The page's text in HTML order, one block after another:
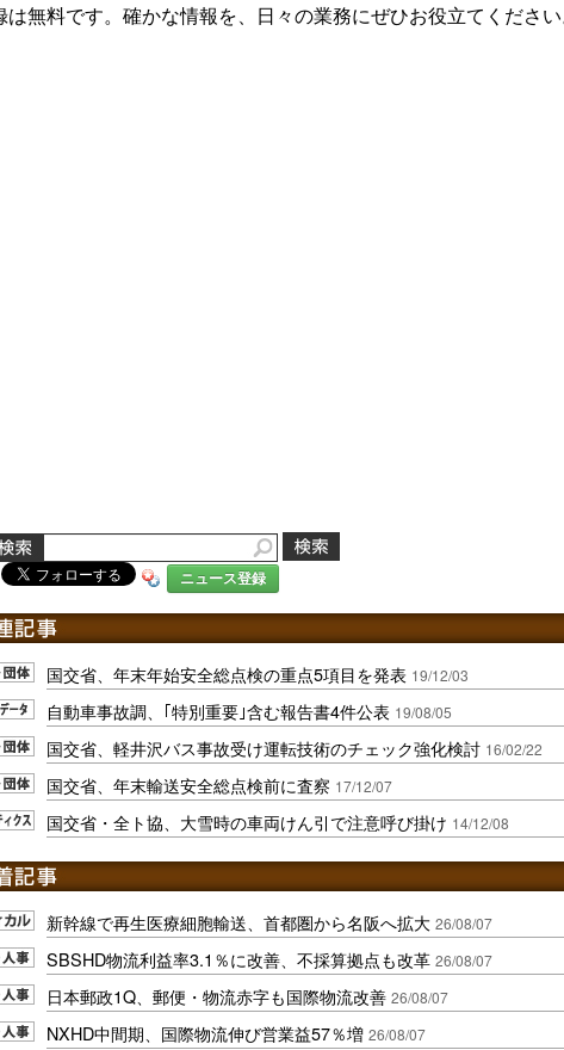
は無料です。確かな情報を、日々の業務にぜひお役立てください
ニュース登録
国交省、年末年始安全総点検の重点5項目を発表 19/12/03
自動車事故調、｢特別重要｣含む報告書4件公表 19/08/05
国交省、軽井沢バス事故受け運転技術のチェック強化検討 16/02/22
国交省、年末輸送安全総点検前に査察 17/12/07
国交省・全ト協、大雪時の車両けん引で注意呼び掛け 14/12/08
新幹線で再生医療細胞輸送、首都圏から名阪へ拡大 26/08/07
SBSHD物流利益率3.1％に改善、不採算拠点も改革 26/08/07
日本郵政1Q、郵便・物流赤字も国際物流改善 26/08/07
NXHD中間期、国際物流伸び営業益57％増 26/08/07